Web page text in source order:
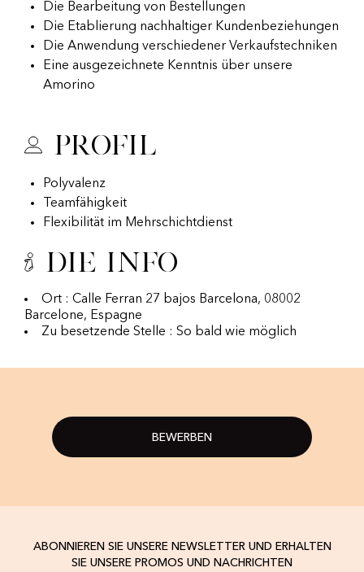
Die Bearbeitung von Bestellungen
Die Etablierung nachhaltiger Kundenbeziehungen
Die Anwendung verschiedener Verkaufstechniken
Eine ausgezeichnete Kenntnis über unsere
Amorino
Profil
Polyvalenz
Teamfähigkeit
Flexibilität im Mehrschichtdienst
Die Info
Ort : Calle Ferran 27 bajos Barcelona, 08002
Barcelone, Espagne
Zu besetzende Stelle : So bald wie möglich
BEWERBEN
ABONNIEREN SIE UNSERE NEWSLETTER UND ERHALTEN
SIE UNSERE PROMOS UND NACHRICHTEN